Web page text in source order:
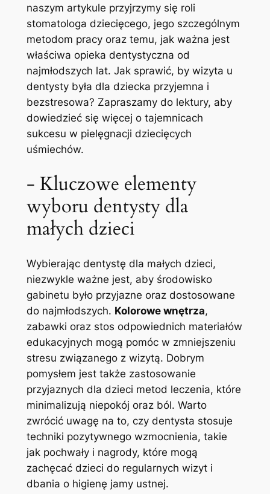
naszym artykule przyjrzymy się roli
⁤stomatologa dziecięcego, ‌jego szczególnym
metodom ‌pracy oraz temu, jak ważna⁢ jest
właściwa‌ opieka ​dentystyczna od
najmłodszych lat. Jak sprawić, by wizyta u
dentysty była ‌dla⁤ dziecka przyjemna i
bezstresowa? Zapraszamy⁤ do lektury, aby
dowiedzieć się więcej​ o tajemnicach
sukcesu⁢ w pielęgnacji ⁤dziecięcych
uśmiechów.
-‌ Kluczowe elementy⁢
wyboru dentysty ⁢dla⁢
małych‍ dzieci
Wybierając ⁢dentystę dla małych ⁢dzieci,
niezwykle ważne ‍jest, aby środowisko
gabinetu​ było przyjazne oraz dostosowane
‌do najmłodszych. Kolorowe wnętrza,⁤
zabawki oraz‌ stos odpowiednich materiałów
edukacyjnych mogą pomóc w zmniejszeniu
stresu związanego z wizytą.​ Dobrym
pomysłem ⁣jest także‍ zastosowanie
przyjaznych dla dzieci metod leczenia, które
⁤minimalizują niepokój oraz ból. Warto
zwrócić ⁣uwagę⁤ na to, czy dentysta stosuje
techniki pozytywnego wzmocnienia, takie
jak pochwały i nagrody, które mogą
‌zachęcać‍ dzieci do regularnych wizyt i
dbania o higienę jamy​ ustnej.